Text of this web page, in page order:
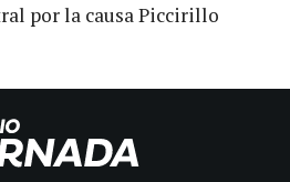
por la causa Piccirillo